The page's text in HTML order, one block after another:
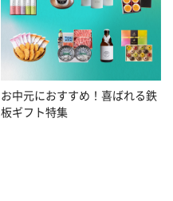
お中元におすすめ！喜ばれる鉄
板ギフト特集